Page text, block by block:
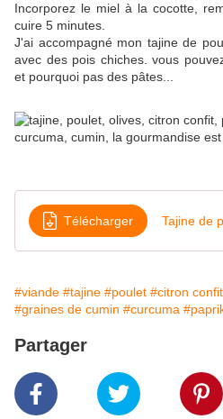
Incorporez le miel à la cocotte,
cuire 5 minutes.
J'ai accompagné mon tajine de
avec des pois chiches. vous
et pourquoi pas des pâtes...
Télécharger
#viande #tajine #poulet #citron confit
#graines de cumin #curcuma
Partager